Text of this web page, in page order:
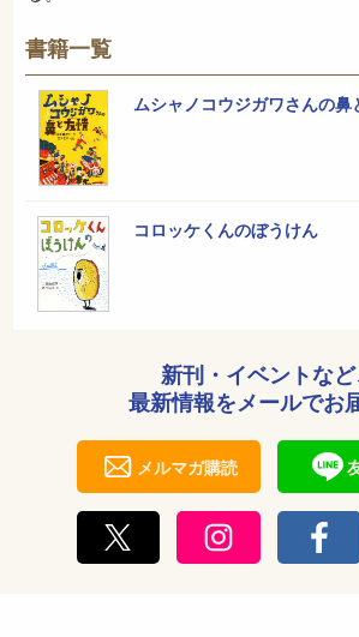
書籍一覧
ムシャノコウジガワさんの鼻
コロッケくんのぼうけん
新刊・イベントなど
最新情報をメールでお
メルマガ購読